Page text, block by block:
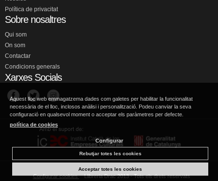
Política de privacitat
Sobre nosaltres
Qui som
On som
Contactar
Condicions generals
Xarxes Socials
Configurar cookies Llibreria Drac 2013 - Tots els drets reservats
Aquest lloc web emmagatzema dades com galetes per habilitar la funcionalitat
necessària de el lloc, inclosos anàlisi i personalització. Podeu canviar la seva
configuració en qualsevol moment o acceptar els paràmetres per defecte.
política de cookies
Configurar
Rebutjar totes les cookies
Acceptar totes les cookies